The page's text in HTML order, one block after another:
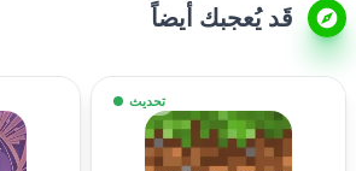
قَد يُعجبك أيضاً
تحديث